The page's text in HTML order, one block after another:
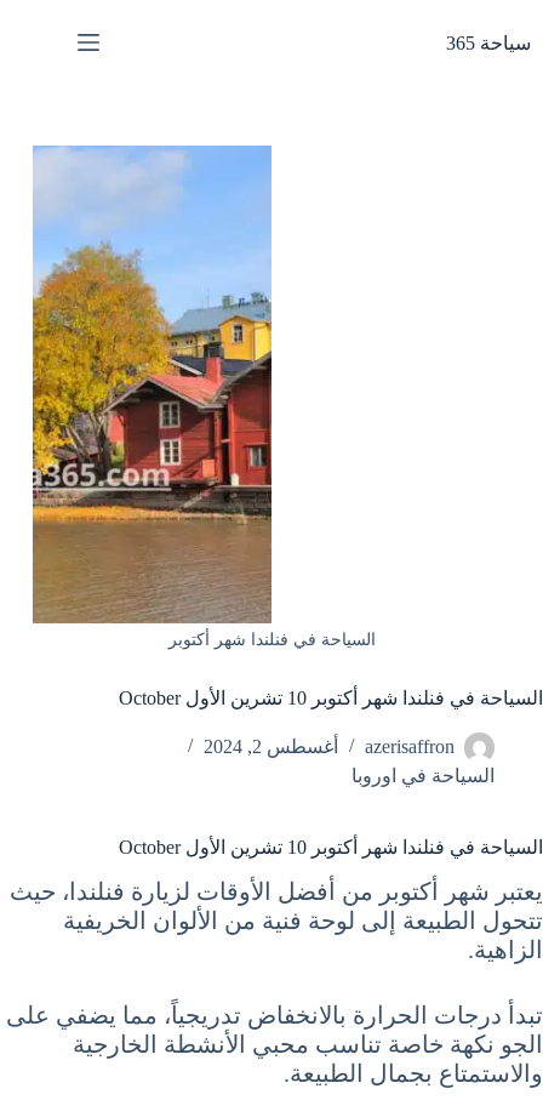
المحتوى
سياحة 365
السياحة في فنلندا شهر أكتوبر
السياحة في فنلندا شهر أكتوبر 10 تشرين الأول October
azerisaffron
أغسطس 2, 2024
السياحة في اوروبا
السياحة في فنلندا شهر أكتوبر 10 تشرين الأول October
يعتبر شهر أكتوبر من أفضل الأوقات لزيارة فنلندا، حيث
تتحول الطبيعة إلى لوحة فنية من الألوان الخريفية
الزاهية.
تبدأ درجات الحرارة بالانخفاض تدريجياً، مما يضفي على
الجو نكهة خاصة تناسب محبي الأنشطة الخارجية
والاستمتاع بجمال الطبيعة.